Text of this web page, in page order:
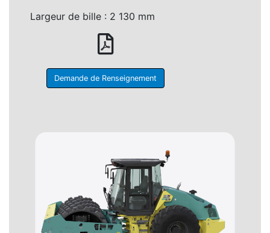
Largeur de bille : 2 130 mm
Demande de Renseignement